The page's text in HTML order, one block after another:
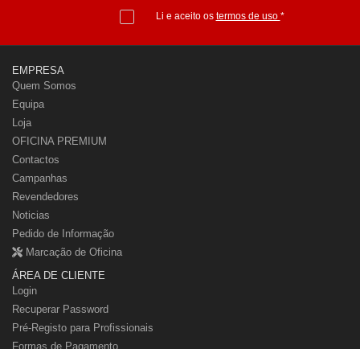
Li e aceito os termos de uso *
EMPRESA
Quem Somos
Equipa
Loja
OFICINA PREMIUM
Contactos
Campanhas
Revendedores
Noticias
Pedido de Informação
Marcação de Oficina
ÁREA DE CLIENTE
Login
Recuperar Password
Pré-Registo para Profissionais
Formas de Pagamento